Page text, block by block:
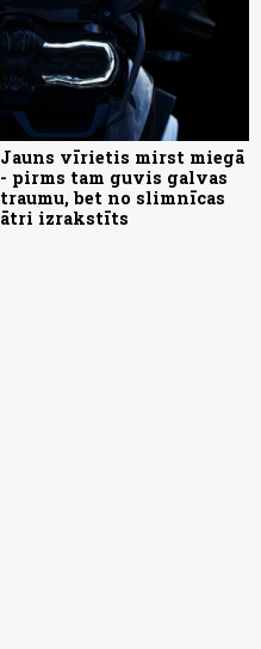
Jauns vīrietis mirst miegā
- pirms tam guvis galvas
traumu, bet no slimnīcas
ātri izrakstīts